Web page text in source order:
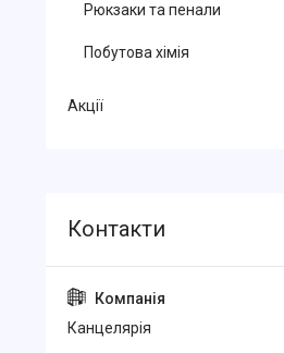
Рюкзаки та пенали
Побутова хімія
Акції
Канцелярiя